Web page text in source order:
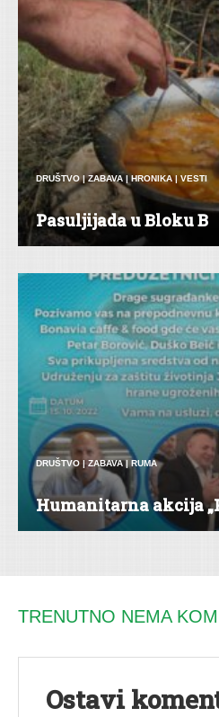
DRUŠTVO|ZABAVA |HRONIKA| VESTI
Pasuljijada u Bloku B
DRUŠTVO|ZABAVA|RUMA
Humanitarna akcija
TRENUTNO NEMA
Ostavi